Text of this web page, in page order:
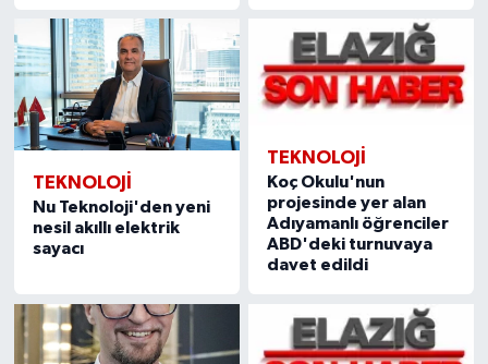
TEKNOLOJİ
Nu Teknoloji'den yeni
nesil akıllı elektrik
sayacı
TEKNOLOJİ
Koç Okulu'nun
projesinde yer alan
Adıyamanlı öğrenciler
ABD'deki turnuvaya
davet edildi